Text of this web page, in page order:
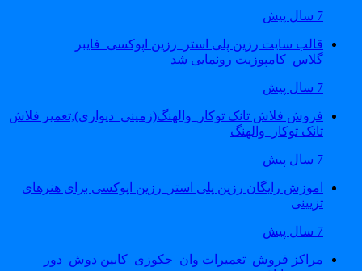
قالب سایت رزین پلی استر_رزین اپوکسی_فایبر
گلاس_کامپوزیت رونمایی شد
فروش فلاش تانک توکار_والهنگ(زمینی_دیواری),تعمیر فلاش
تانک توکار_والهنگ
اموزش رایگان رزین پلی استر_رزین اپوکسی برای هنرهای
تزیینی
مراکز فروش_تعمیرات وان_جکوزی_کابین دوش_دور